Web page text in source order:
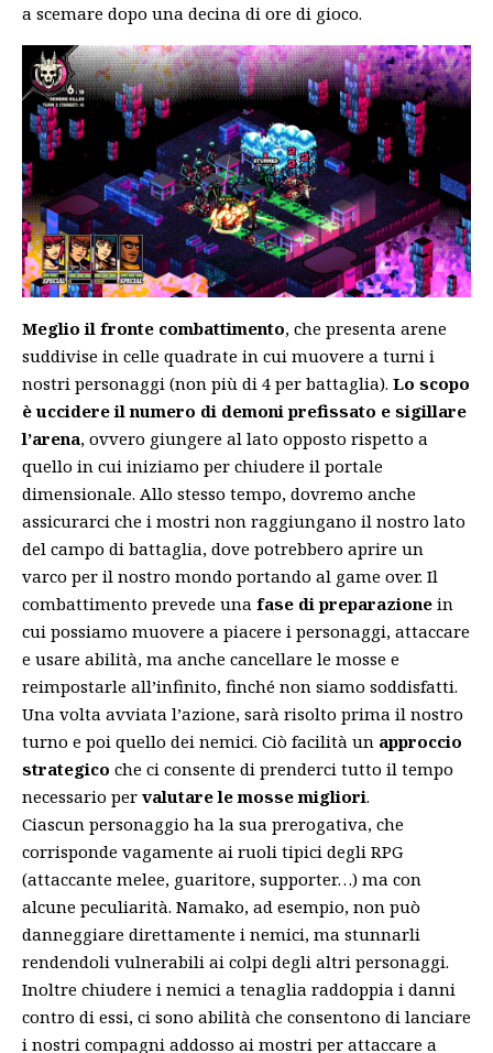
a scemare dopo una decina di ore di gioco.
Meglio il fronte combattimento, che presenta arene
suddivise in celle quadrate in cui muovere a turni i
nostri personaggi (non più di 4 per battaglia). Lo scopo
è uccidere il numero di demoni prefissato e sigillare
l’arena, ovvero giungere al lato opposto rispetto a
quello in cui iniziamo per chiudere il portale
dimensionale. Allo stesso tempo, dovremo anche
assicurarci che i mostri non raggiungano il nostro lato
del campo di battaglia, dove potrebbero aprire un
varco per il nostro mondo portando al game over. Il
combattimento prevede una fase di preparazione in
cui possiamo muovere a piacere i personaggi, attaccare
e usare abilità, ma anche cancellare le mosse e
reimpostarle all’infinito, finché non siamo soddisfatti.
Una volta avviata l’azione, sarà risolto prima il nostro
turno e poi quello dei nemici. Ciò facilità un approccio
strategico che ci consente di prenderci tutto il tempo
necessario per valutare le mosse migliori.
Ciascun personaggio ha la sua prerogativa, che
corrisponde vagamente ai ruoli tipici degli RPG
(attaccante melee, guaritore, supporter…) ma con
alcune peculiarità. Namako, ad esempio, non può
danneggiare direttamente i nemici, ma stunnarli
rendendoli vulnerabili ai colpi degli altri personaggi.
Inoltre chiudere i nemici a tenaglia raddoppia i danni
contro di essi, ci sono abilità che consentono di lanciare
i nostri compagni addosso ai mostri per attaccare a